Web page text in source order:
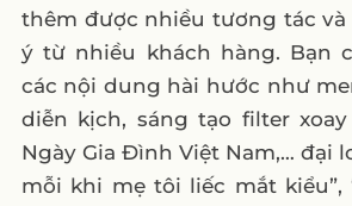
thêm được nhiều tương tác
ý từ nhiều khách hàng. Bạn
các nội dung hài hước như
diễn kịch, sáng tạo filter
Ngày Gia Đình Việt Nam,… đại
mỗi khi mẹ tôi liếc mắt kiểu”,